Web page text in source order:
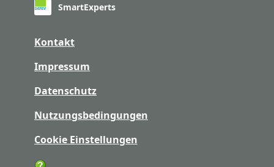
SmartExperts
Kontakt
Impressum
Datenschutz
Nutzungsbedingungen
Cookie Einstellungen